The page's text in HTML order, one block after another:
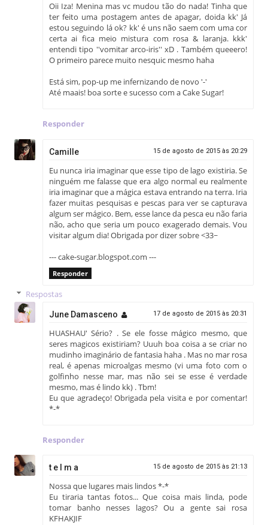
Oii Iza! Menina mas vc mudou tão do nada! Tinha que
ter feito uma postagem antes de apagar, doida kk' Já
estou seguindo lá ok? kk' é uns não saem com uma cor
certa ai fica meio mistura com rosa & laranja. kkk'
entendi tipo ''vomitar arco-iris'' xD . Também queeero!
O primeiro parece muito nesquic mesmo haha
Está sim, pop-up me infernizando de novo '-'
Até maais! boa sorte e sucesso com a Cake Sugar!
Responder
Camille 15 de agosto de 2015 às 20:29
Eu nunca iria imaginar que esse tipo de lago existiria. Se
ninguém me falasse que era algo normal eu realmente
iria imaginar que a mágica estava entrando na terra. Iria
fazer muitas pesquisas e pescas para ver se capturava
algum ser mágico. Bem, esse lance da pesca eu não faria
não, acho que seria um pouco exagerado demais. Vou
visitar algum dia! Obrigada por dizer sobre <33~
--- cake-sugar.blogspot.com ---
Responder
Respostas
June Damasceno 17 de agosto de 2015 às 20:31
HUASHAU' Sério? . Se ele fosse mágico mesmo, que
seres magicos existiriam? Uuuh boa coisa a se criar no
mudinho imaginário de fantasia haha . Mas no mar rosa
real, é apenas microalgas mesmo (vi uma foto com o
golfinho nesse mar, mas não sei se esse é verdade
mesmo, mas é lindo kk) . Tbm!
Eu que agradeço! Obrigada pela visita e por comentar!
*-*
Responder
t e l m a 15 de agosto de 2015 às 21:13
Nossa que lugares mais lindos *-*
Eu tiraria tantas fotos... Que coisa mais linda, pode
tomar banho nesses lagos? Ou a gente sai rosa
KFHAKJIF